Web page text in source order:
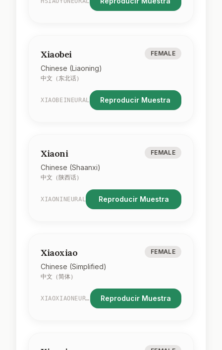
Xiaobei
Chinese (Liaoning)
中文（东北话）
FEMALE
XIAOBEINEURAL Reproducir Muestra
Xiaoni
Chinese (Shaanxi)
中文（陕西话）
FEMALE
XIAONINEURAL Reproducir Muestra
Xiaoxiao
Chinese (Simplified)
中文（简体）
FEMALE
XIAOXIAONEURAL Reproducir Muestra